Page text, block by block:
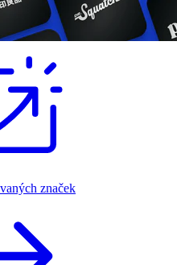
značek